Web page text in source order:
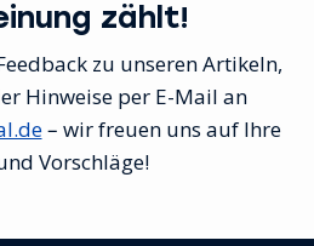
zählt!
zu unseren Artikeln,
Hinweise per E-Mail an
– wir freuen uns auf Ihre
Vorschläge!